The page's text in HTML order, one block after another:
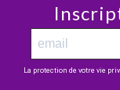
La protection de votre vie